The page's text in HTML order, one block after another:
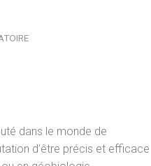
dans le monde de
d’être précis et efficace